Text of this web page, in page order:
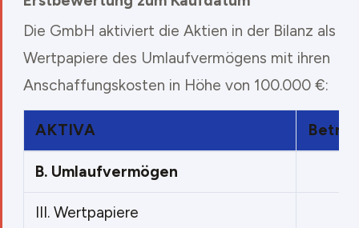
Die GmbH aktiviert die Aktien in der Bilanz als
Wertpapiere des Umlaufvermögens mit ihren
Anschaffungskosten in Höhe von 100.000 €:
AKTIVA
B. Umlaufvermögen
III. Wertpapiere